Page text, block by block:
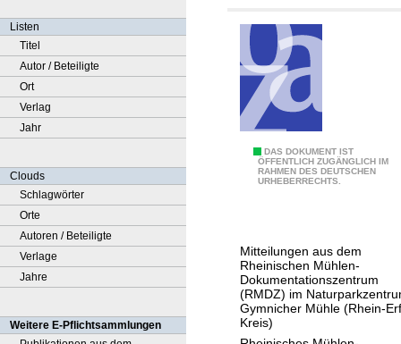
Listen
Titel
Autor / Beteiligte
Ort
Verlag
Jahr
Clouds
Schlagwörter
Orte
Autoren / Beteiligte
Verlage
Jahre
Weitere E-Pflichtsammlungen
DAS DOKUMENT IST
ÖFFENTLICH ZUGÄNGLICH IM
RAHMEN DES DEUTSCHEN
URHEBERRECHTS.
e
z
e
t
Mitteilungen aus dem
Rheinischen Mühlen-
Dokumentationszentrum
(RMDZ) im
Gymnicher Mühle (Rhein-
Kreis)